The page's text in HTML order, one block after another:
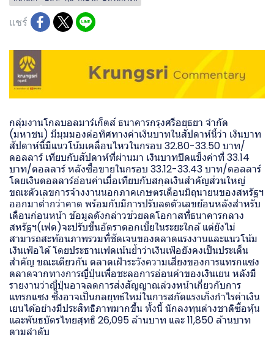
แชร์
กลุ่มงานโกลบอลมาร์เก็ตส์ ธนาคารกรุงศรีอยุธยา จำกัด
(มหาชน) มีมุมมองต่อทิศทางค่าเงินบาทในสัปดาห์นี้ว่า เงินบาท
สัปดาห์นี้มีแนวโน้มเคลื่อนไหวในกรอบ 32.80-33.50 บาท/
ดอลลาร์ เทียบกับสัปดาห์ที่ผ่านมา เงินบาทปิดแข็งค่าที่ 33.14
บาท/ดอลลาร์ หลังซื้อขายในกรอบ 33.12-33.43 บาท/ดอลลาร์
โดยเงินดอลลาร์อ่อนค่าเมื่อเทียบกับสกุลเงินสำคัญส่วนใหญ่
ขณะตัวเลขการจ้างงานนอกภาคเกษตรเดือนมิถุนายนของสหรัฐฯ
ออกมาต่ำกว่าคาด พร้อมกับมีการปรับลดตัวเลขย้อนหลังสำหรับ
เดือนก่อนหน้า ข้อมูลดังกล่าวช่วยลดโอกาสที่ธนาคารกลาง
สหรัฐฯ(เฟด)จะปรับขึ้นอัตราดอกเบี้ยในระยะใกล้ แต่ยังไม่
สามารถสะท้อนภาพรวมที่ชัดเจนของตลาดแรงงานและแนวโน้ม
เงินเฟ้อได้ โดยประธานเฟดเน้นย้ำว่าเงินเฟ้อยังคงเป็นประเด็น
สำคัญ ขณะเดียวกัน ตลาดเฝ้าระวังความเสี่ยงของการแทรกแซง
ตลาดจากทางการญี่ปุ่นเพื่อชะลอการอ่อนค่าของเงินเยน หลังมี
รายงานว่าญี่ปุ่นอาจลดการส่งสัญญาณล่วงหน้าเกี่ยวกับการ
แทรกแซง ซึ่งอาจเป็นกลยุทธ์ใหม่ในการสกัดแรงเก็งกำไรค่าเงิน
เยนได้อย่างมีประสิทธิภาพมากขึ้น ทั้งนี้ นักลงทุนต่างชาติซื้อหุ้น
และพันธบัตรไทยสุทธิ 26,095 ล้านบาท และ 11,850 ล้านบาท
ตามลำดับ